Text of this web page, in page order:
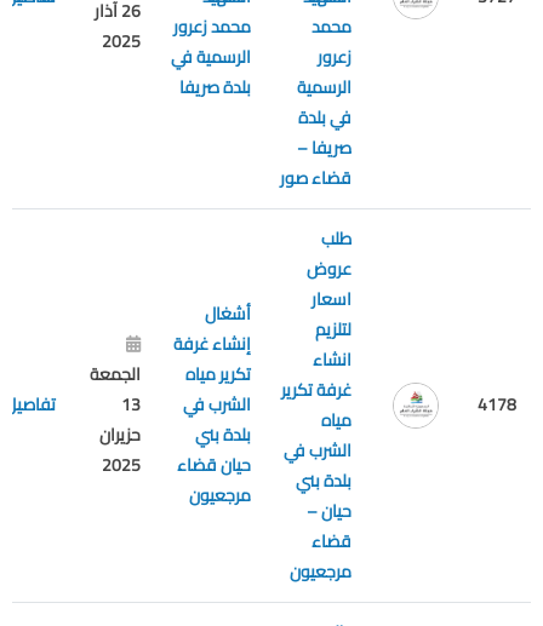
محمد
زعرور
الرسمية
في بلدة
صريفا –
قضاء صور
محمد زعرور
الرسمية في
بلدة صريفا
26 آذار
2025
4178
طلب
عروض
اسعار
لتلزيم
انشاء
غرفة تكرير
مياه
الشرب في
بلدة بني
حيان –
قضاء
مرجعيون
أشغال
إنشاء غرفة
تكرير مياه
الشرب في
بلدة بني
حيان قضاء
مرجعيون
الجمعة
13
حزيران
2025
تفاصيل